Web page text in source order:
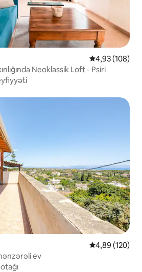
Ortalama
4,93 (108)
Neoklassik Loft - Psiri
Ortalama
4,89 (120)
ev